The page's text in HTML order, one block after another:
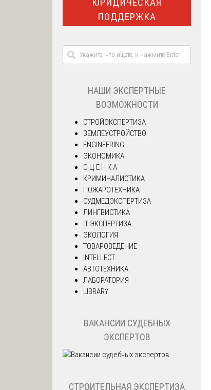
ПОДДЕРЖКА
НАШИ ЭКСПЕРТНЫЕ
ВОЗМОЖНОСТИ
СТРОЙЭКСПЕРТИЗА
ЗЕМЛЕУСТРОЙСТВО
ENGINEERING
ЭКОНОМИКА
О Ц Е Н К А
КРИМИНАЛИСТИКА
ПОЖАРОТЕХНИКА
СУДМЕДЭКСПЕРТИЗА
ЛИНГВИСТИКА
IT ЭКСПЕРТИЗА
ЭКОЛОГИЯ
ТОВАРОВЕДЕНИЕ
INTELLECT
АВТОТЕХНИКА
ЛАБОРАТОРИЯ
LIBRARY
ВАКАНСИИ СУДЕБНЫХ
ЭКСПЕРТОВ
СТРОИТЕЛЬНАЯ ЭКСПЕРТИЗА